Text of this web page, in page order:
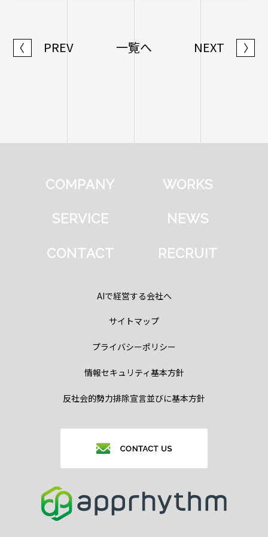
〈 PREV 一覧へ NEXT 〉
COMPANY WORKS
SERVICE NEWS
CONTACT RECRUIT
AIで経営する会社へ
サイトマップ
プライバシーポリシー
情報セキュリティ基本方針
反社会的勢力排除宣言並びに基本方針